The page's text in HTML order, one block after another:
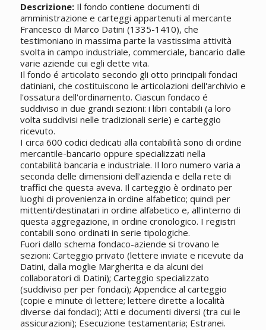
Descrizione:Il fondo contiene documenti di
amministrazione e carteggi appartenuti al mercante
Francesco di Marco Datini (1335-1410), che
testimoniano in massima parte la vastissima attività
svolta in campo industriale, commerciale, bancario dalle
varie aziende cui egli dette vita.
Il fondo é articolato secondo gli otto principali fondaci
datiniani, che costituiscono le articolazioni dell'archivio e
l'ossatura dell'ordinamento. Ciascun fondaco é
suddiviso in due grandi sezioni: i libri contabili (a loro
volta suddivisi nelle tradizionali serie) e carteggio
ricevuto.
I circa 600 codici dedicati alla contabilità sono di ordine
mercantile-bancario oppure specializzati nella
contabilità bancaria e industriale. Il loro numero varia a
seconda delle dimensioni dell'azienda e della rete di
traffici che questa aveva. Il carteggio è ordinato per
luoghi di provenienza in ordine alfabetico; quindi per
mittenti/destinatari in ordine alfabetico e, all'interno di
questa aggregazione, in ordine cronologico. I registri
contabili sono ordinati in serie tipologiche.
Fuori dallo schema fondaco-aziende si trovano le
sezioni: Carteggio privato (lettere inviate e ricevute da
Datini, dalla moglie Margherita e da alcuni dei
collaboratori di Datini); Carteggio specializzato
(suddiviso per per fondaci); Appendice al carteggio
(copie e minute di lettere; lettere dirette a località
diverse dai fondaci); Atti e documenti diversi (tra cui le
assicurazioni); Esecuzione testamentaria; Estranei.